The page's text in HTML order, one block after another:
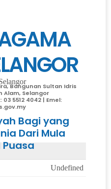
Bangunan Sultan Idris
Alam, Selangor
03 5512 4042 | Emel:
Bagi yang
Dari Mula
Undefined